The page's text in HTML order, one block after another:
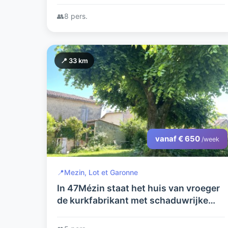
👥8 pers.
📍 33 km
vanaf € 650 /week
📍Mezin, Lot et Garonne
In 47Mézin staat het huis van vroeger
de kurkfabrikant met schaduwrijke
zwembad, winkels en restaurants.